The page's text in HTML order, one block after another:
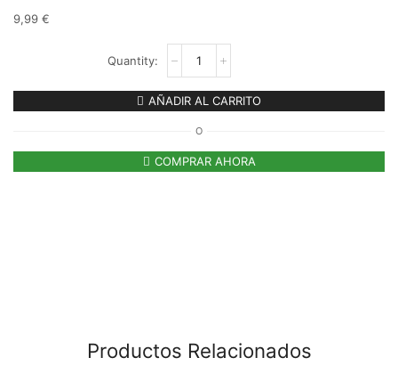
9,99 €
AÑADIR AL CARRITO
O
COMPRAR AHORA
Productos Relacionados